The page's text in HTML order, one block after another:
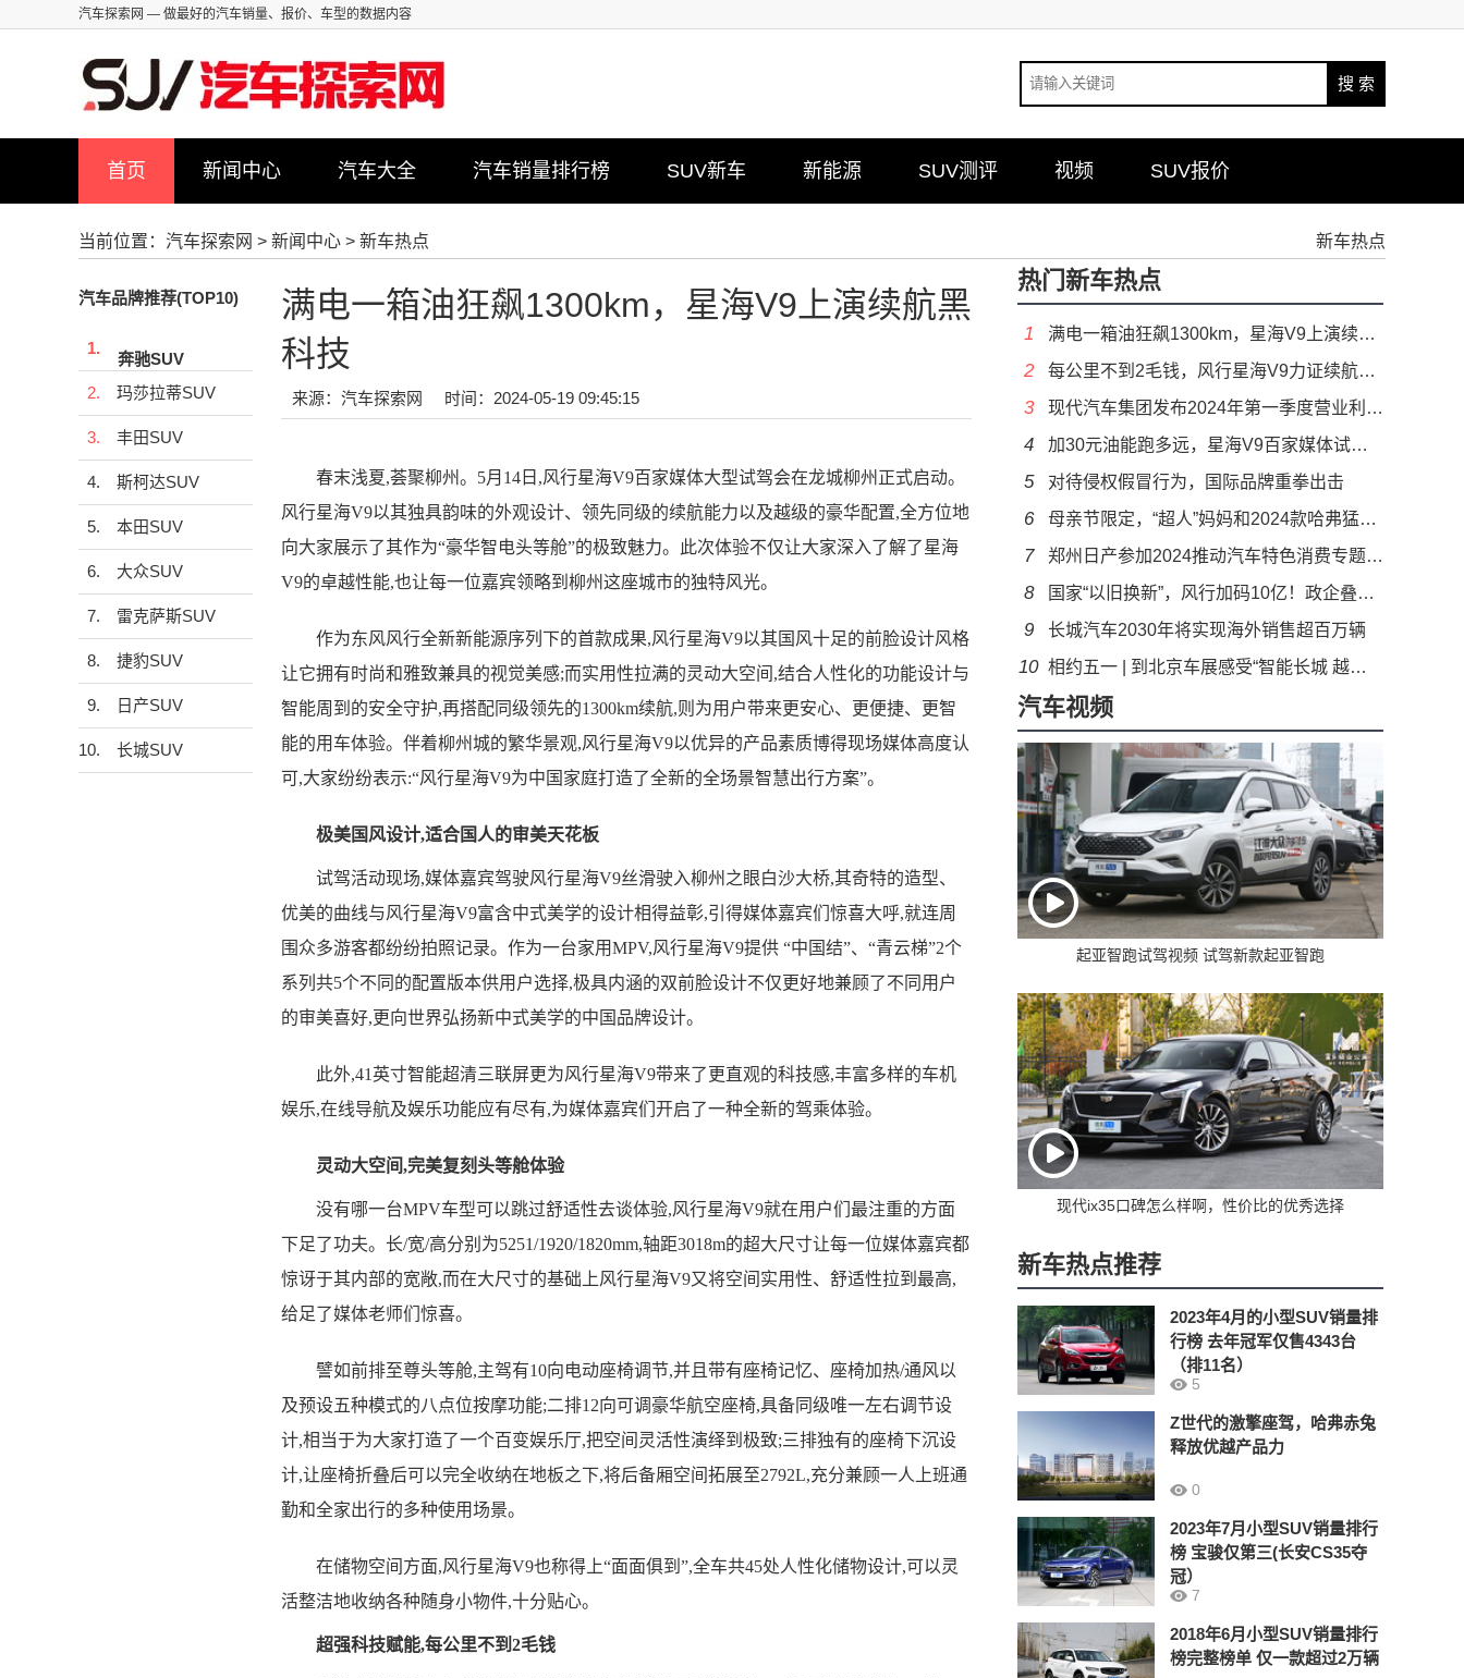
汽车探索网 — 做最好的汽车销量、报价、车型的数据内容
首页 新闻中心 汽车大全 汽车销量排行榜 SUV新车 新能源 SUV测评 视频 SUV报价
当前位置： 汽车探索网 > 新闻中心 > 新车热点 新车热点
汽车品牌推荐(TOP10)
1.
奔驰SUV
2.
玛莎拉蒂SUV
3. 丰田SUV
4. 斯柯达SUV
5. 本田SUV
6. 大众SUV
7. 雷克萨斯SUV
8. 捷豹SUV
9. 日产SUV
10. 长城SUV
满电一箱油狂飙1300km，星海V9上演续航黑
科技
来源：汽车探索网 时间：2024-05-19 09:45:15
春末浅夏,荟聚柳州。5月14日,风行星海V9百家媒体大型试驾会在龙城柳州正式启动。
风行星海V9以其独具韵味的外观设计、领先同级的续航能力以及越级的豪华配置,全方位地
向大家展示了其作为“豪华智电头等舱”的极致魅力。此次体验不仅让大家深入了解了星海
V9的卓越性能,也让每一位嘉宾领略到柳州这座城市的独特风光。
作为东风风行全新新能源序列下的首款成果,风行星海V9以其国风十足的前脸设计风格
让它拥有时尚和雅致兼具的视觉美感;而实用性拉满的灵动大空间,结合人性化的功能设计与
智能周到的安全守护,再搭配同级领先的1300km续航,则为用户带来更安心、更便捷、更智
能的用车体验。伴着柳州城的繁华景观,风行星海V9以优异的产品素质博得现场媒体高度认
可,大家纷纷表示:“风行星海V9为中国家庭打造了全新的全场景智慧出行方案”。
极美国风设计,适合国人的审美天花板
试驾活动现场,媒体嘉宾驾驶风行星海V9丝滑驶入柳州之眼白沙大桥,其奇特的造型、
优美的曲线与风行星海V9富含中式美学的设计相得益彰,引得媒体嘉宾们惊喜大呼,就连周
围众多游客都纷纷拍照记录。作为一台家用MPV,风行星海V9提供 “中国结”、“青云梯”2个
系列共5个不同的配置版本供用户选择,极具内涵的双前脸设计不仅更好地兼顾了不同用户
的审美喜好,更向世界弘扬新中式美学的中国品牌设计。
此外,41英寸智能超清三联屏更为风行星海V9带来了更直观的科技感,丰富多样的车机
娱乐,在线导航及娱乐功能应有尽有,为媒体嘉宾们开启了一种全新的驾乘体验。
灵动大空间,完美复刻头等舱体验
没有哪一台MPV车型可以跳过舒适性去谈体验,风行星海V9就在用户们最注重的方面
下足了功夫。长/宽/高分别为5251/1920/1820mm,轴距3018m的超大尺寸让每一位媒体嘉宾都
惊讶于其内部的宽敞,而在大尺寸的基础上风行星海V9又将空间实用性、舒适性拉到最高,
给足了媒体老师们惊喜。
譬如前排至尊头等舱,主驾有10向电动座椅调节,并且带有座椅记忆、座椅加热/通风以
及预设五种模式的八点位按摩功能;二排12向可调豪华航空座椅,具备同级唯一左右调节设
计,相当于为大家打造了一个百变娱乐厅,把空间灵活性演绎到极致;三排独有的座椅下沉设
计,让座椅折叠后可以完全收纳在地板之下,将后备厢空间拓展至2792L,充分兼顾一人上班通
勤和全家出行的多种使用场景。
在储物空间方面,风行星海V9也称得上“面面俱到”,全车共45处人性化储物设计,可以灵
活整洁地收纳各种随身小物件,十分贴心。
超强科技赋能,每公里不到2毛钱
热门新车热点
1 满电一箱油狂飙1300km，星海V9上演续航黑科技
2 每公里不到2毛钱，风行星海V9力证续航硬核实力
3 现代汽车集团发布2024年第一季度营业利润率，位居全球第一
4 加30元油能跑多远，星海V9百家媒体试驾明天见
5 对待侵权假冒行为，国际品牌重拳出击
6 母亲节限定，“超人”妈妈和2024款哈弗猛龙CP感满分
7 郑州日产参加2024推动汽车特色消费专题研讨会
8 国家“以旧换新”，风行加码10亿！政企叠加至高超70000元，史无前例！
9 长城汽车2030年将实现海外销售超百万辆
10 相约五一 | 到北京车展感受“智能长城 越野长城 世界长城”
汽车视频
起亚智跑试驾视频 试驾新款起亚智跑
现代ix35口碑怎么样啊，性价比的优秀选择
新车热点推荐
2023年4月的小型SUV销量排
行榜 去年冠军仅售4343台
（排11名）
5
Z世代的激擎座驾，哈弗赤兔
释放优越产品力
0
2023年7月小型SUV销量排行
榜 宝骏仅第三(长安CS35夺
冠）
7
2018年6月小型SUV销量排行
榜完整榜单 仅一款超过2万辆